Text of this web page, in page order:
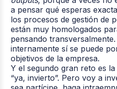
a pensar qué esperas
los procesos de gestión de
están muy homologados
pensando
internamente sí se puede
objetivos de la empresa.
Y el segundo gran reto es
“ya, invierto”. Pero voy a